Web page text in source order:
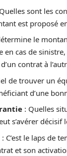
sont les
est proposé
le
en cas de
contrat à
de trouver un
d’une
: Quelles
s’avérer décisif
: C’est le laps de
et son